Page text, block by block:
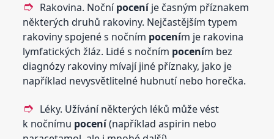
Rakovina. Nočnípoceníje časným příznakem
některých druhů rakoviny. Nejčastějším typem
rakoviny spojené s nočním pocením je rakovina
lymfatických žláz. Lidé s nočním pocením bez
diagnózy rakoviny mívají jiné příznaky, jako je
například nevysvětlitelné hubnutí nebo horečka.
Léky. Užívání některých léků může vést
k nočnímu pocení(například aspirin nebo